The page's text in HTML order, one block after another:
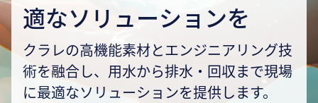
適なソリューションを
クラレの高機能素材とエンジニアリング技
術を融合し、用水から排水・回収まで現場
に最適なソリューションを提供します。